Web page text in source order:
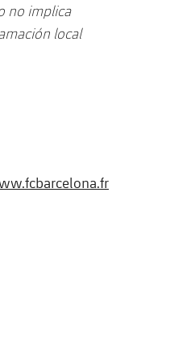
no implica
local